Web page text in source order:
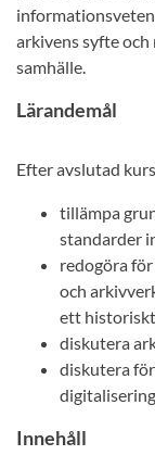
arkivens syfte
samhälle.
Lärandemål
Efter avslutad
tillämpa
standarder
redogöra
och
ett
diskutera
diskutera
Innehåll